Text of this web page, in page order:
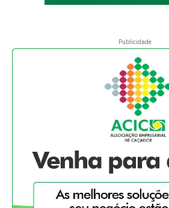
Publicidade